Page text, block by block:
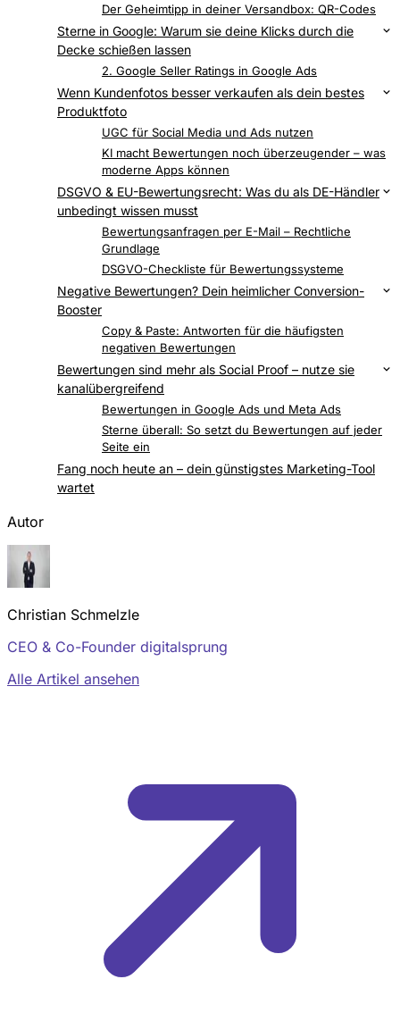
Diese Betreffzeilen werden sofort geöffnet
Der Geheimtipp in deiner Versandbox: QR-Codes
Sterne in Google: Warum sie deine Klicks durch die
Decke schießen lassen
1. Rich Snippets in der organischen Google-Suche
2. Google Seller Ratings in Google Ads
Wenn Kundenfotos besser verkaufen als dein bestes
Produktfoto
So bringst du Kunden dazu, Fotos hochzuladen
UGC für Social Media und Ads nutzen
KI macht Bewertungen noch überzeugender – was
moderne Apps können
DSGVO & EU-Bewertungsrecht: Was du als DE-Händler
unbedingt wissen musst
Die neue EU-Richtlinie gegen gefälschte
Bewertungen (seit 2024/2025)
Bewertungsanfragen per E-Mail – Rechtliche
Grundlage
DSGVO-Checkliste für Bewertungssysteme
Negative Bewertungen? Dein heimlicher Conversion-
Booster
Der smarte Weg, unzufriedene Kunden
zurückzugewinnen
Copy & Paste: Antworten für die häufigsten
negativen Bewertungen
Bewertungen sind mehr als Social Proof – nutze sie
kanalübergreifend
Bewertungen in Klaviyo-Flows
Bewertungen in Google Ads und Meta Ads
Sterne überall: So setzt du Bewertungen auf jeder
Seite ein
Fang noch heute an – dein günstigstes Marketing-Tool
wartet
Autor
Christian Schmelzle
CEO & Co-Founder digitalsprung
Alle Artikel ansehen